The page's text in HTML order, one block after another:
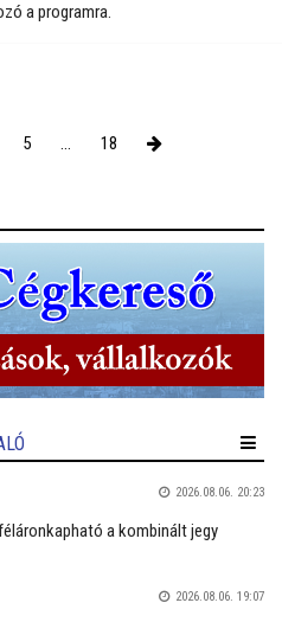
a programra.
5 ... 18
2026.08.06. 20:23
a kombinált jegy
2026.08.06. 19:07